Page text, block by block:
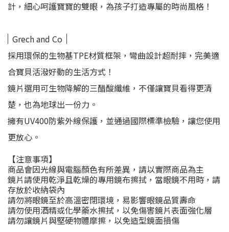
計，細心呵護寶寶的雙眼，為孩子打造專屬的時尚風格！
Grech and Co
採用環保的生物基TPE材質框架，彎曲設計超耐摔，完美適
合寶貝活潑好動的生活方式！
鏡片選用可生物降解的三醋酸纖維，不僅讓寶貝看得更清
楚，也為地球出一份力。
擁有UV400防紫外線保護，並通過國際標準檢驗，讓您使用
更放心。
【注意事項】
商品會因光線與電腦顏色有所差異，請以實際商品為主
鏡片請使用乾淨且乾燥的專用鏡布擦拭，當眼鏡不用時，請
存放於收納袋內
請勿將眼鏡至於高溫密閉環境，易影響眼鏡品質壽命
請勿使用酒精或化學藥水擦拭，以免傷害鏡片表面強化層
請勿讓鏡片與堅硬物體摩擦，以免造型鏡面損傷